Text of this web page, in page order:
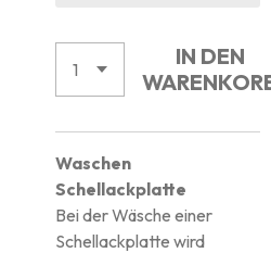
IN DEN
Waschen
Schellackplatte
Bei der Wäsche einer
Schellackplatte wird